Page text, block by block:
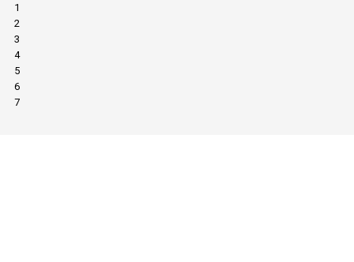
1
2
3
4
5
6
7